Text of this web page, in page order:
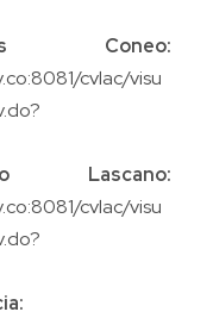
Coneo:
cvlac/visu
Lascano:
cvlac/visu